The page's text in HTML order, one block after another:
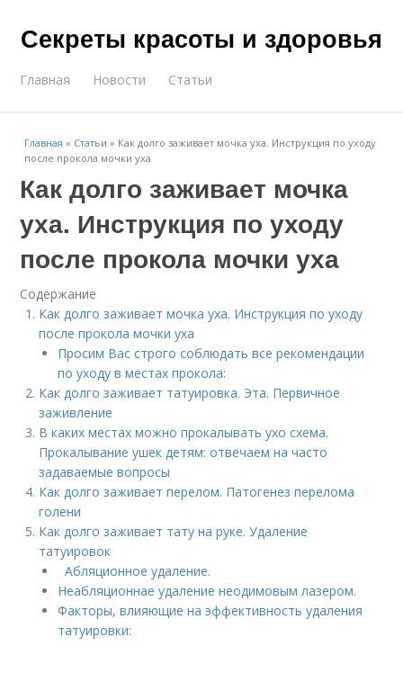
Секреты красоты и здоровья
Главная Новости Статьи
Главная » Статьи » Как долго заживает мочка уха. Инструкция по уходу
после прокола мочки уха
Как долго заживает мочка
уха. Инструкция по уходу
после прокола мочки уха
Содержание
Как долго заживает мочка уха. Инструкция по уходу
после прокола мочки уха
Просим Вас строго соблюдать все рекомендации
по уходу в местах прокола:
Как долго заживает татуировка. Эта. Первичное
заживление
В каких местах можно прокалывать ухо схема.
Прокалывание ушек детям: отвечаем на часто
задаваемые вопросы
Как долго заживает перелом. Патогенез перелома
голени
Как долго заживает тату на руке. Удаление
татуировок
Абляционное удаление.
Неабляционнае удаление неодимовым лазером.
Факторы, влияющие на эффективность удаления
татуировки: